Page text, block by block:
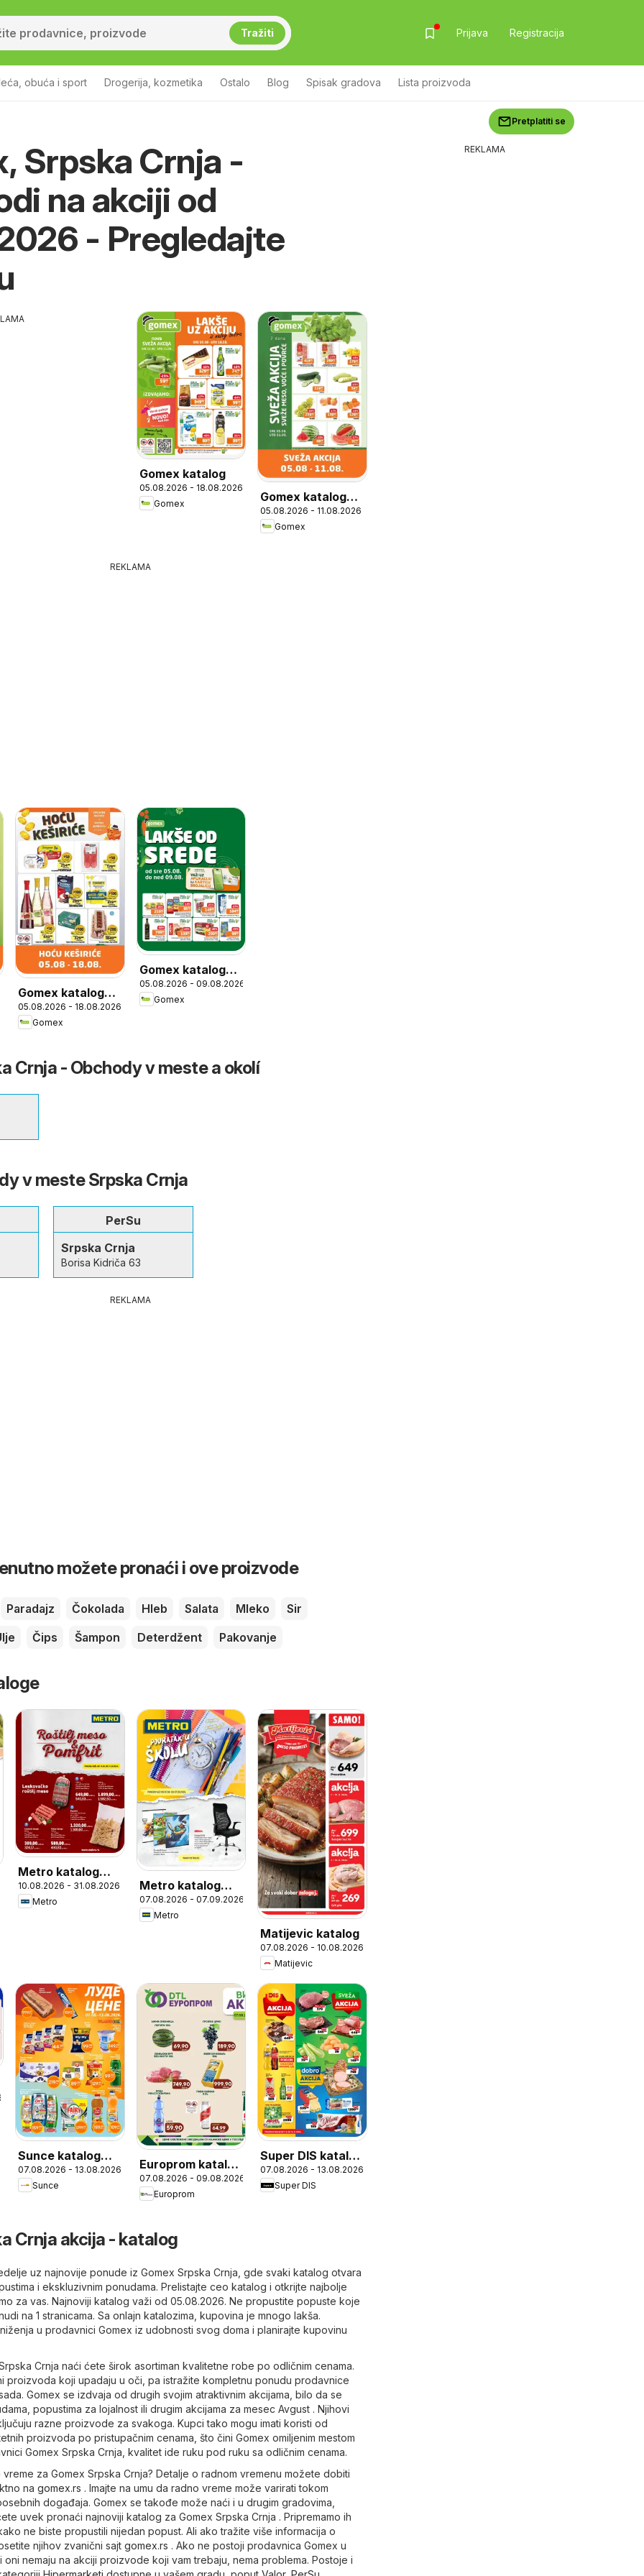
Tražiti Prijava Registracija
obuća i sport Drogerija, kozmetika Ostalo Blog Spisak gradova Lista proizvoda
Pretplatiti se
Srpska Crnja -
na akciji od
- Pregledajte
Gomex katalog
05.08.2026 - 18.08.2026
Gomex
Gomex katalog
Sveža akcija
05.08.2026 - 11.08.2026
Gomex
REKLAMA
Gomex katalog
Hoću keširiće
05.08.2026 - 18.08.2026
Gomex
Gomex katalog
Lakše od srede
05.08.2026 - 09.08.2026
Gomex
Crnja - Obchody v meste a okolí
v meste Srpska Crnja
PerSu
Srpska Crnja
Borisa Kidriča 63
REKLAMA
možete pronaći i ove proizvode
Paradajz Čokolada Hleb Salata Mleko
Sir
Čips Šampon Deterdžent Pakovanje
Metro katalog
Roštilj meso i
pomfrit
10.08.2026 - 31.08.2026
Metro
Metro katalog
Povratak u školu
07.08.2026 - 07.09.2026
Metro
Matijevic katalog
07.08.2026 - 10.08.2026
Matijevic
Sunce katalog
Луде цене
07.08.2026 - 13.08.2026
Sunce
Europrom katalog
Викенд акција
07.08.2026 - 09.08.2026
Europrom
Super DIS katalog
Nedeljna akcija
07.08.2026 - 13.08.2026
Super DIS
Crnja akcija - katalog
uz najnovije ponude iz Gomex Srpska Crnja, gde svaki katalog otvara
i ekskluzivnim ponudama. Prelistajte ceo katalog i otkrijte najbolje
za vas. Najnoviji katalog važi od 05.08.2026. Ne propustite popuste koje
na 1 stranicama. Sa onlajn katalozima, kupovina je mnogo lakša.
u prodavnici Gomex iz udobnosti svog doma i planirajte kupovinu
Crnja naći ćete širok asortiman kvalitetne robe po odličnim cenama.
proizvoda koji upadaju u oči, pa istražite kompletnu ponudu prodavnice
Gomex se izdvaja od drugih svojim atraktivnim akcijama, bilo da se
popustima za lojalnost ili drugim akcijama za mesec Avgust . Njihovi
razne proizvode za svakoga. Kupci tako mogu imati koristi od
proizvoda po pristupačnim cenama, što čini Gomex omiljenim mestom
Gomex Srpska Crnja, kvalitet ide ruku pod ruku sa odličnim cenama.
za Gomex Srpska Crnja? Detalje o radnom vremenu možete dobiti
na gomex.rs . Imajte na umu da radno vreme može varirati tokom
događaja. Gomex se takođe može naći i u drugim gradovima,
uvek pronaći najnoviji katalog za Gomex Srpska Crnja . Pripremamo ih
ne biste propustili nijedan popust. Ali ako tražite više informacija o
njihov zvanični sajt gomex.rs . Ako ne postoji prodavnica Gomex u
oni nemaju na akciji proizvode koji vam trebaju, nema problema. Postoje i
REKLAMA